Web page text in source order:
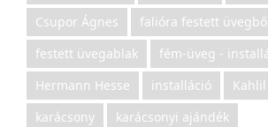
Csupor Ágnes
falióra festett üvegből
festett üvegablak
fém-üveg -
Hermann Hesse
installáció
karácsony
karácsonyi ajándék